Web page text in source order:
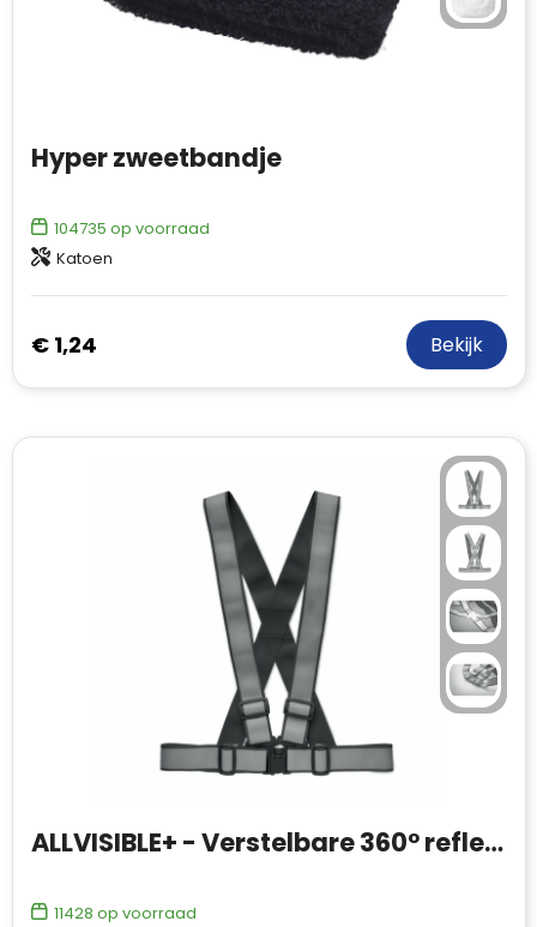
Hyper zweetbandje
104735 op voorraad
Katoen
€ 1,24 Bekijk
ALLVISIBLE+ - Verstelbare 360° reflecterende
11428 op voorraad